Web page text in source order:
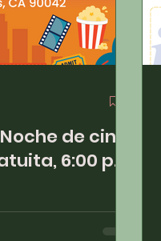
de cine
6:00 p.